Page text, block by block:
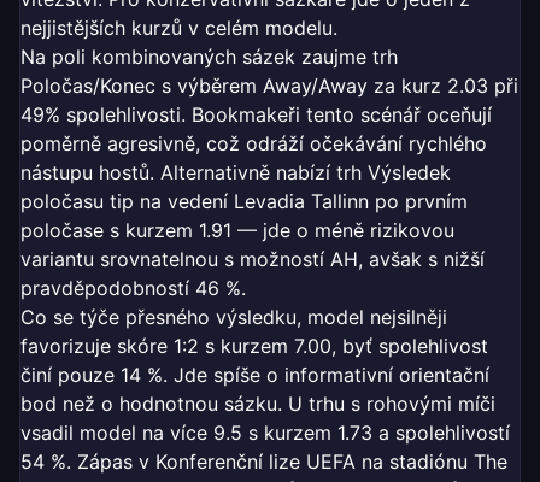
nejjistějších kurzů v celém modelu.
Na poli kombinovaných sázek zaujme trh
Poločas/Konec s výběrem Away/Away za kurz 2.03 při
49% spolehlivosti. Bookmakeři tento scénář oceňují
poměrně agresivně, což odráží očekávání rychlého
nástupu hostů. Alternativně nabízí trh Výsledek
poločasu tip na vedení Levadia Tallinn po prvním
poločase s kurzem 1.91 — jde o méně rizikovou
variantu srovnatelnou s možností AH, avšak s nižší
pravděpodobností 46 %.
Co se týče přesného výsledku, model nejsilněji
favorizuje skóre 1:2 s kurzem 7.00, byť spolehlivost
činí pouze 14 %. Jde spíše o informativní orientační
bod než o hodnotnou sázku. U trhu s rohovými míči
vsadil model na více 9.5 s kurzem 1.73 a spolehlivostí
54 %. Zápas v Konferenční lize UEFA na stadiónu The